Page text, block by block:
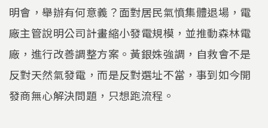
明會，舉辦有何意義？面對居民氣憤集體退場，電
廠主管說明公司計畫縮小發電規模，並推動森林電
廠，進行改善調整方案。黃銀姝強調，自救會不是
反對天然氣發電，而是反對選址不當，事到如今開
發商無心解決問題，只想跑流程。